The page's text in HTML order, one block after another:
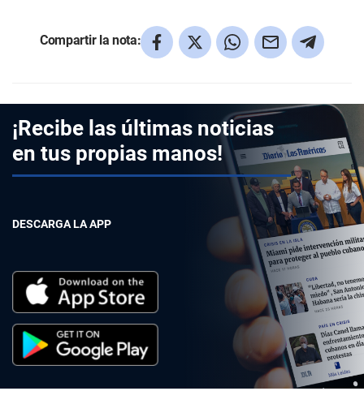
Compartir la nota:
¡Recibe las últimas noticias
en tus propias manos!
DESCARGA LA APP